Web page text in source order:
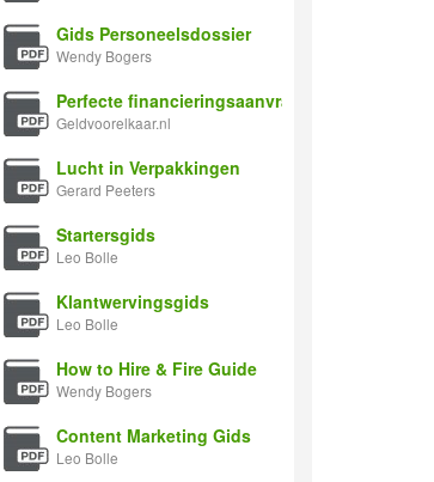
Gids Personeelsdossier
Wendy Bogers
Perfecte financieringsaanvraag
Geldvoorelkaar.nl
Lucht in Verpakkingen
Gerard Peeters
Startersgids
Leo Bolle
Klantwervingsgids
Leo Bolle
How to Hire & Fire Guide
Wendy Bogers
Content Marketing Gids
Leo Bolle